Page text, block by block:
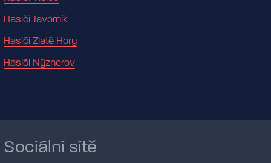
Hasiči Javorník
Hasiči Zlaté Hory
Hasiči Nýznerov
Sociální sítě